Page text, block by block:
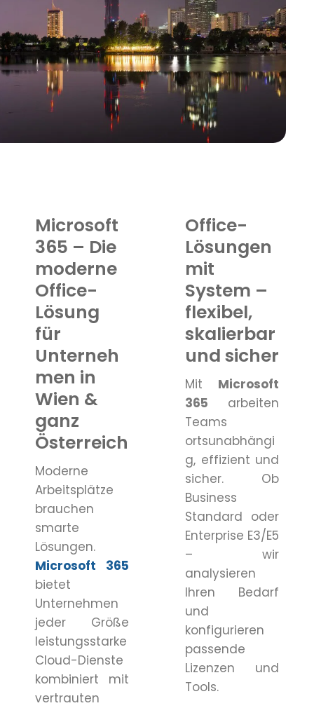
Microsoft
365 – Die
moderne
Office-
Lösung
für
Unterneh
men in
Wien &
ganz
Österreich
Moderne
Arbeitsplätze
brauchen
smarte
Lösungen.
Microsoft 365
bietet
Unternehmen
jeder Größe
leistungsstarke
Cloud-Dienste
kombiniert mit
vertrauten
Office-
Lösungen
mit
System –
flexibel,
skalierbar
und sicher
Mit Microsoft
365 arbeiten
Teams
ortsunabhängi
g, effizient und
sicher. Ob
Business
Standard oder
Enterprise E3/E5
– wir
analysieren
Ihren Bedarf
und
konfigurieren
passende
Lizenzen und
Tools.